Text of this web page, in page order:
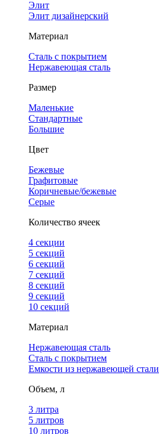
Элит
Элит дизайнерский
Материал
Сталь с покрытием
Нержавеющая сталь
Размер
Маленькие
Стандартные
Большие
Цвет
Бежевые
Графитовые
Коричневые/бежевые
Серые
Количество ячеек
4 cекции
5 секций
6 секций
7 секций
8 секций
9 секций
10 секций
Материал
Нержавеющая сталь
Сталь с покрытием
Емкости из нержавеющей стали
Объем, л
3 литра
5 литров
10 литров